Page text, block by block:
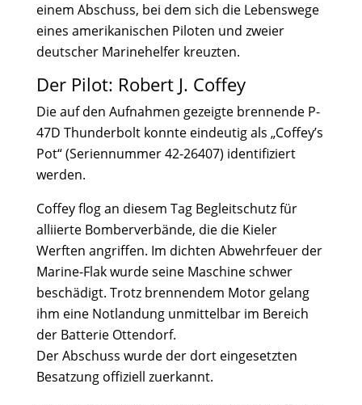
einem Abschuss, bei dem sich die Lebenswege
eines amerikanischen Piloten und zweier
deutscher Marinehelfer kreuzten.
Der Pilot: Robert J. Coffey
Die auf den Aufnahmen gezeigte brennende P-
47D Thunderbolt konnte eindeutig als „Coffey’s
Pot“ (Seriennummer 42-26407) identifiziert
werden.
Coffey flog an diesem Tag Begleitschutz für
alliierte Bomberverbände, die die Kieler
Werften angriffen. Im dichten Abwehrfeuer der
Marine-Flak wurde seine Maschine schwer
beschädigt. Trotz brennendem Motor gelang
ihm eine Notlandung unmittelbar im Bereich
der Batterie Ottendorf.
Der Abschuss wurde der dort eingesetzten
Besatzung offiziell zuerkannt.